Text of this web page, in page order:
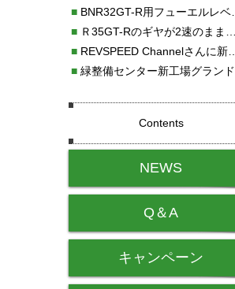
■BNR32GT-R用フューエルレベルセンサー新発売！！
■Ｒ35GT-Rのギヤが2速のまま変速しない！！
■REVSPEED Channelさんに新社屋を紹介していただきました!!
■緑整備センター新工場グランドオープン・続報
Contents
NEWS
Q＆A
キャンペーン